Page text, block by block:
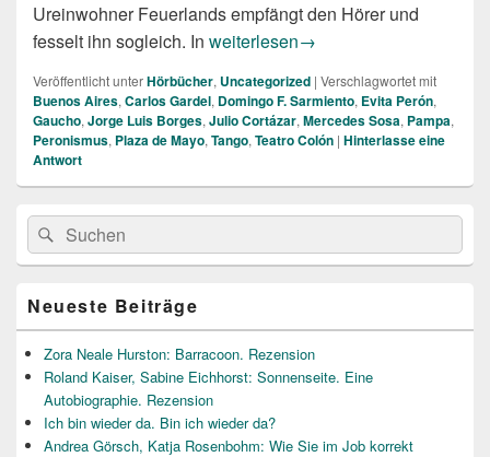
Ureinwohner Feuerlands empfängt den Hörer und
fesselt ihn sogleich. In Argentinien hören
weiterlesen→
Veröffentlicht unterHörbücher, Uncategorized | Verschlagwortet mit
Buenos Aires, Carlos Gardel, Domingo F. Sarmiento, Evita Perón,
Gaucho, Jorge Luis Borges, Julio Cortázar, Mercedes Sosa, Pampa,
Peronismus, Plaza de Mayo, Tango, Teatro Colón | Hinterlasse eine
Antwort
Primärer
Seitenleisten
Widget-
Bereich
Suche
nach:
Suchen
Neueste Beiträge
Zora Neale Hurston: Barracoon. Rezension
Roland Kaiser, Sabine Eichhorst: Sonnenseite. Eine
Autobiographie. Rezension
Ich bin wieder da. Bin ich wieder da?
Andrea Görsch, Katja Rosenbohm: Wie Sie im Job korrekt